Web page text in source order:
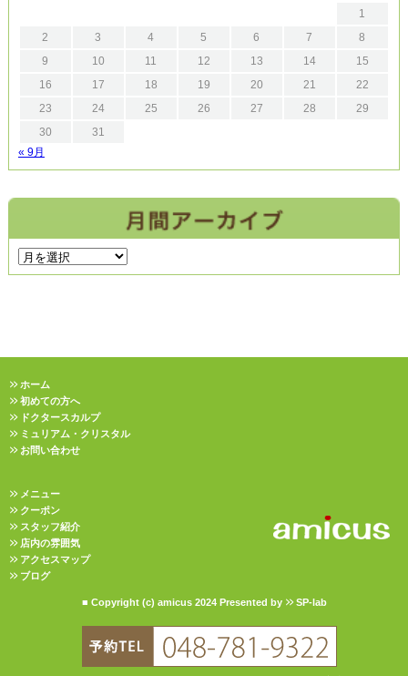
1
2
3 4 5 6 7
8
9
10 11 12 13 14
15
16
17 18 19 20 21
22
23
24 25 26 27 28
29
30
31
« 9月
ホーム
初めての方へ
ドクタースカルプ
ミュリアム・クリスタル
お問い合わせ
メニュー
クーポン
スタッフ紹介
店内の雰囲気
アクセスマップ
ブログ
■ Copyright (c) amicus 2024 Presented by SP-lab